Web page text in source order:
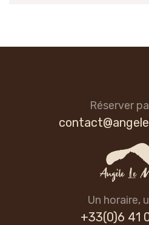
Réserver
Un horaire,
+33(0)6 41